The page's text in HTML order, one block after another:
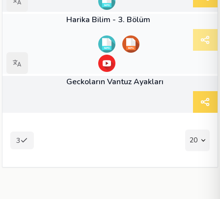
Harika Bilim - 3. Bölüm
Geckoların Vantuz Ayakları
3 20